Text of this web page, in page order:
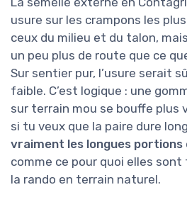
usure sur les crampons les
ceux du milieu et du talon,
un peu plus de route que ce
Sur sentier pur, l’usure serait
faible. C’est logique : une
sur terrain mou se bouffe plus
si tu veux que la paire dure
vraiment les longues portions
comme ce pour quoi elles
la rando en terrain naturel.